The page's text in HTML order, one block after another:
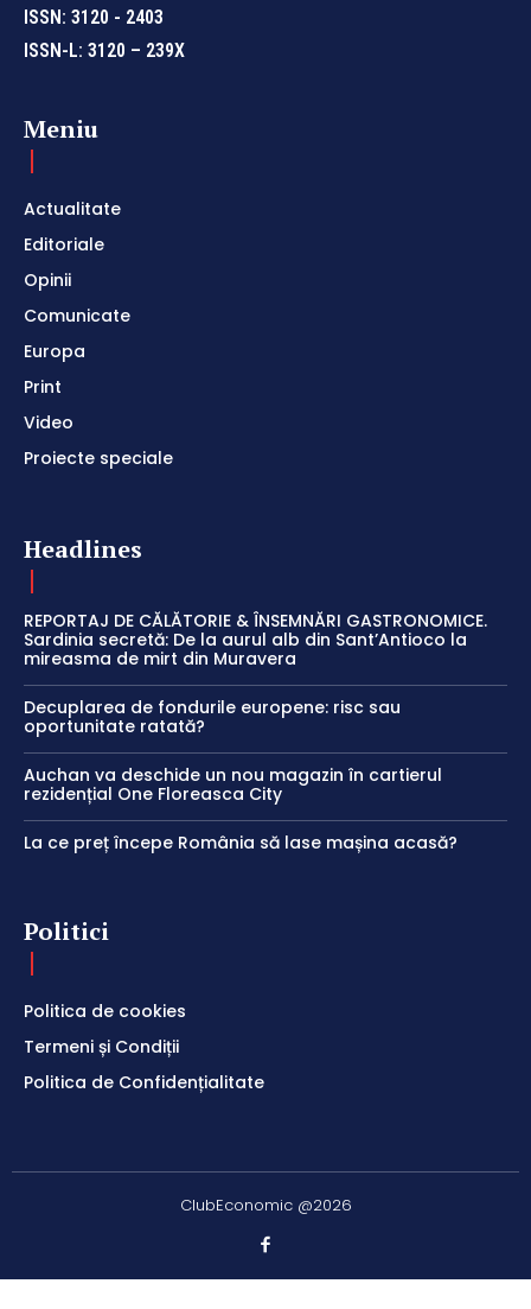
ISSN: 3120 - 2403
ISSN-L: 3120 – 239X
Meniu
Actualitate
Editoriale
Opinii
Comunicate
Europa
Print
Video
Proiecte speciale
Headlines
REPORTAJ DE CĂLĂTORIE & ÎNSEMNĂRI GASTRONOMICE.
Sardinia secretă: De la aurul alb din Sant’Antioco la
mireasma de mirt din Muravera
Decuplarea de fondurile europene: risc sau
oportunitate ratată?
Auchan va deschide un nou magazin în cartierul
rezidențial One Floreasca City
La ce preț începe România să lase mașina acasă?
Politici
Politica de cookies
Termeni și Condiții
Politica de Confidențialitate
ClubEconomic @2026